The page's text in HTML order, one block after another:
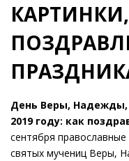
КАРТИНКИ,
День Веры,
2019 году: как
сентября
святых мучениц Веры,